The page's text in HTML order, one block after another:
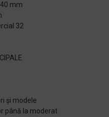
mm
32
și modele
până la moderat